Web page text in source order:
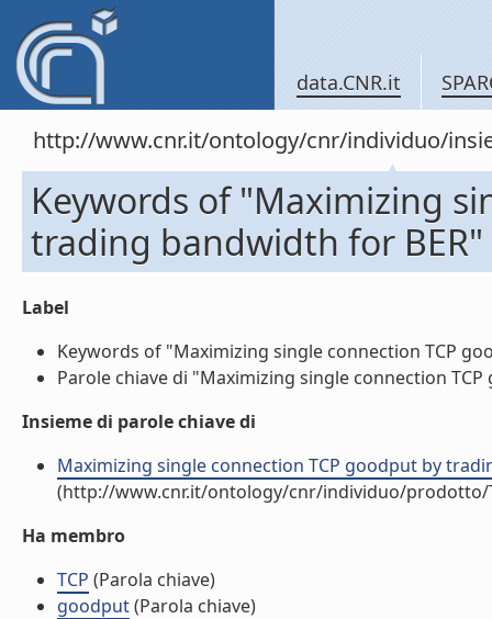
data.CNR.it
http://www.cnr.it/ontology/cnr/individuo/
Keywords of "Maximizing
trading bandwidth for BER"
Label
Keywords of "Maximizing single connection TCP
Parole chiave di "Maximizing single connection
Insieme di parole chiave di
Maximizing single connection TCP goodput by
(http://www.cnr.it/ontology/cnr/individuo/prodotto/
Ha membro
TCP (Parola chiave)
goodput(Parola chiave)